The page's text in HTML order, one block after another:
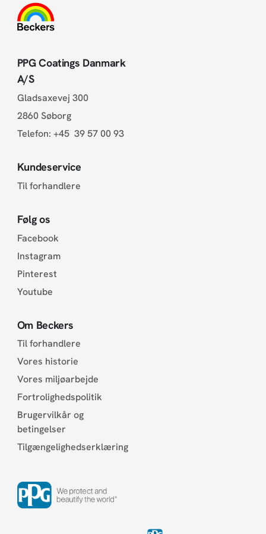
PPG Coatings Danmark
A/S
Gladsaxevej 300
2860 Søborg
Telefon: +45 39 57 00 93
Kundeservice
Til forhandlere
Følg os
Facebook
Instagram
Pinterest
Youtube
Om Beckers
Til forhandlere
Vores historie
Vores miljøarbejde
Fortrolighedspolitik
Brugervilkår og
betingelser
Tilgængelighedserklæring